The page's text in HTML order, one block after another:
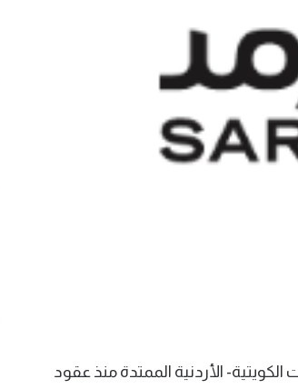
الكويتية- الأردنية الممتدة منذ عقود